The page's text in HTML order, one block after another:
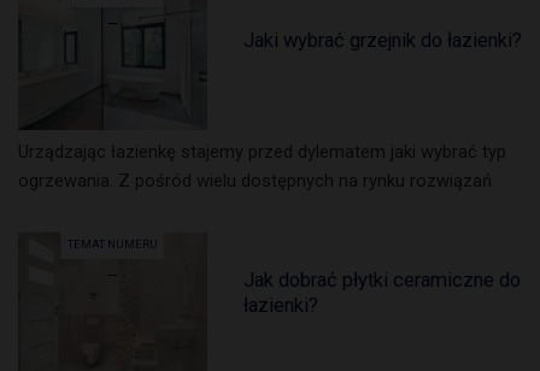
Jaki wybrać grzejnik do łazienki?
Urządzając łazienkę stajemy przed dylematem jaki wybrać typ
ogrzewania. Z pośród wielu dostępnych na rynku rozwiązań
TEMAT NUMERU
Jak dobrać płytki ceramiczne do
łazienki?